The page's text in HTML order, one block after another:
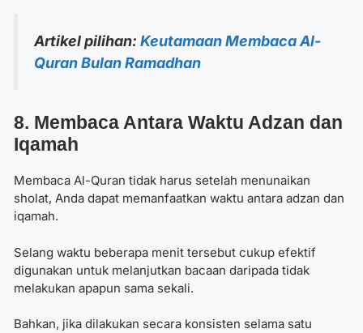
Artikel pilihan: Keutamaan Membaca Al-
Quran Bulan Ramadhan
8. Membaca Antara Waktu Adzan dan
Iqamah
Membaca Al-Quran tidak harus setelah menunaikan
sholat, Anda dapat memanfaatkan waktu antara adzan dan
iqamah.
Selang waktu beberapa menit tersebut cukup efektif
digunakan untuk melanjutkan bacaan daripada tidak
melakukan apapun sama sekali.
Bahkan, jika dilakukan secara konsisten selama satu